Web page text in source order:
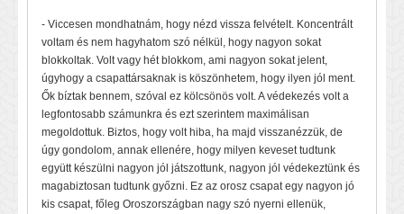
- Viccesen mondhatnám, hogy nézd vissza felvételt. Koncentrált
voltam és nem hagyhatom szó nélkül, hogy nagyon sokat
blokkoltak. Volt vagy hét blokkom, ami nagyon sokat jelent,
úgyhogy a csapattársaknak is köszönhetem, hogy ilyen jól ment.
Ők bíztak bennem, szóval ez kölcsönös volt. A védekezés volt a
legfontosabb számunkra és ezt szerintem maximálisan
megoldottuk. Biztos, hogy volt hiba, ha majd visszanézzük, de
úgy gondolom, annak ellenére, hogy milyen keveset tudtunk
együtt készülni nagyon jól játszottunk, nagyon jól védekeztünk és
magabiztosan tudtunk győzni. Ez az orosz csapat egy nagyon jó
kis csapat, főleg Oroszországban nagy szó nyerni ellenük,